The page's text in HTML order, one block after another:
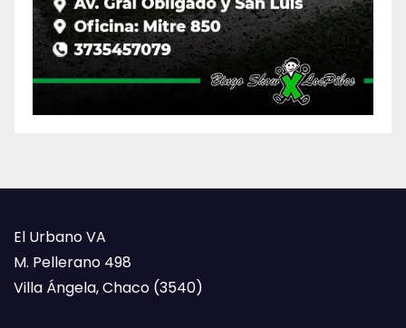
El Urbano VA
M. Pellerano 498
Villa Ángela, Chaco (3540)